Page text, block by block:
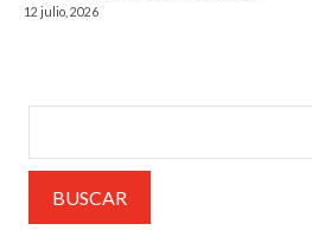
12 julio, 2026